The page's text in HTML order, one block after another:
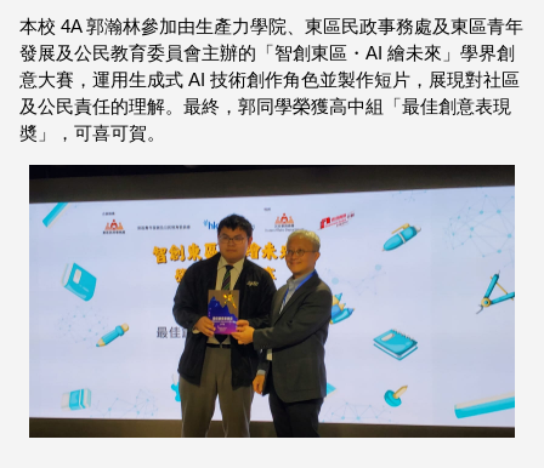
本校 4A 郭瀚林參加由生產力學院、東區民政事務處及東區青年
發展及公民教育委員會主辦的「智創東區・AI 繪未來」學界創
意大賽，運用生成式 AI 技術創作角色並製作短片，展現對社區
及公民責任的理解。最終，郭同學榮獲高中組「最佳創意表現
奬」，可喜可賀。